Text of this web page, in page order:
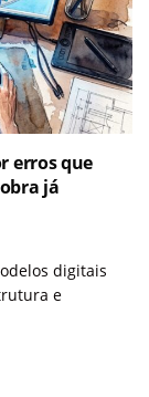
erros que
já
digitais
e